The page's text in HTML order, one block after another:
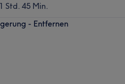
Std. 45 Min.
- Entfernen